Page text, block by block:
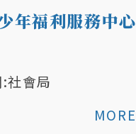
年福利服務中心
社會局
MORE